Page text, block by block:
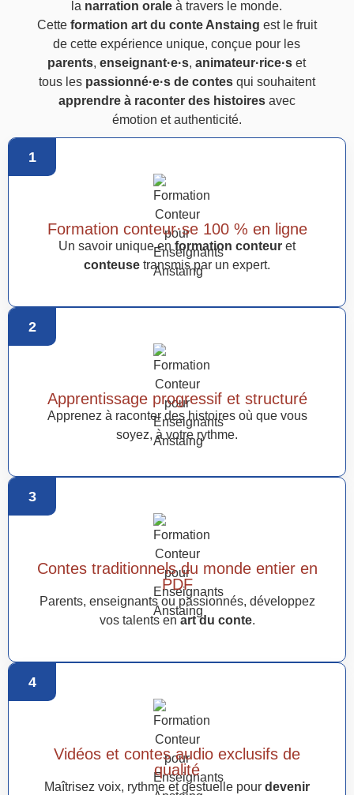
la narration orale à travers le monde.
Cette formation art du conte Anstaing est le fruit
de cette expérience unique, conçue pour les
parents,enseignant·e·s,animateur·rice·s et
tous les passionné·e·s de contesqui souhaitent
apprendre à raconter des histoiresavec
émotion et authenticité.
1
Formation conteur·se 100 % en ligne
Un savoir unique en formation conteur et
conteuse transmis par un expert.
2
Apprentissage progressif et structuré
Apprenez à raconter des histoires où que vous
soyez, à votre rythme.
3
Contes traditionnels du monde entier en
PDF
Parents, enseignants ou passionnés, développez
vos talents en art du conte.
4
Vidéos et contes audio exclusifs de
qualité
Maîtrisez voix, rythme et gestuelle pour devenir